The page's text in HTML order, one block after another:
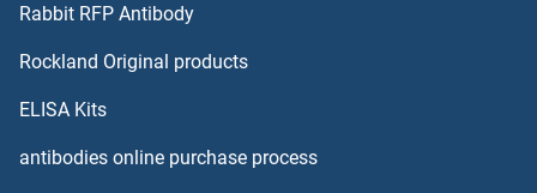
OTU Domain Containing 5 Anticorps
OTU Domain, Ubiquitin Aldehyde Binding 1 Anticorps
Rabbit RFP Antibody
Rockland Original products
ELISA Kits
antibodies online purchase process